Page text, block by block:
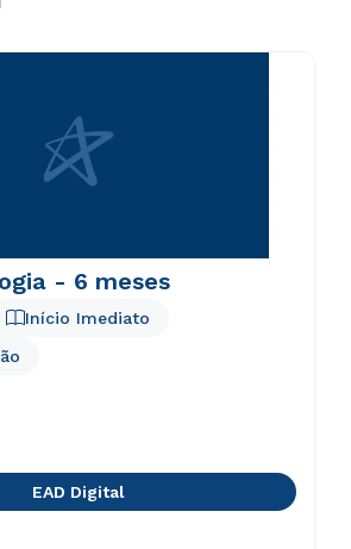
ipsam voluptatem quia
dolores eos qui ratione
- 6 meses
Início Imediato
EAD Digital